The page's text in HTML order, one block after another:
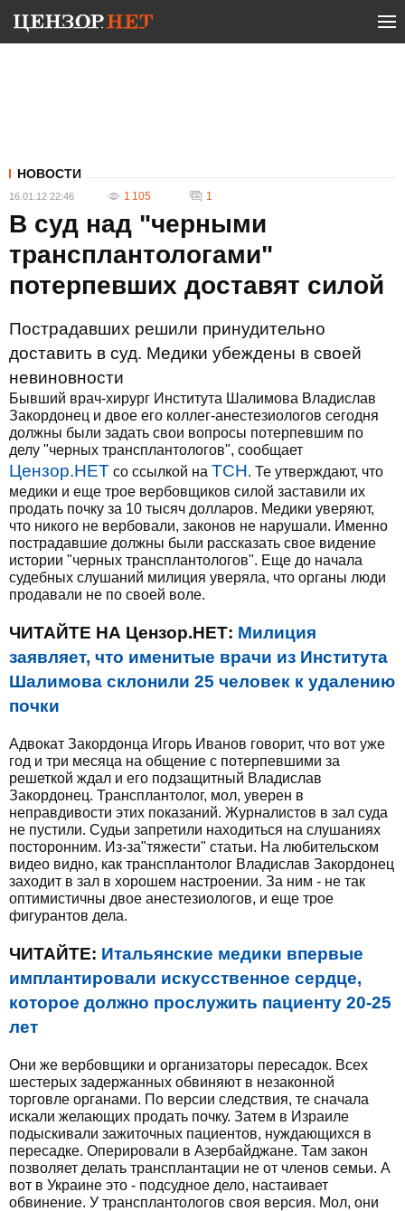
НОВОСТИ
16.01.12 22:46 1 105 1
В суд над "черными
трансплантологами"
потерпевших доставят силой
Пострадавших решили принудительно
доставить в суд. Медики убеждены в своей
невиновности
Бывший врач-хирург Института Шалимова Владислав
Закордонец и двое его коллег-анестезиологов сегодня
должны были задать свои вопросы потерпевшим по
делу "черных трансплантологов", сообщает
Цензор.НЕТ со ссылкой на ТСН. Те утверждают, что
медики и еще трое вербовщиков силой заставили их
продать почку за 10 тысяч долларов. Медики уверяют,
что никого не вербовали, законов не нарушали. Именно
пострадавшие должны были рассказать свое видение
истории "черных трансплантологов". Еще до начала
судебных слушаний милиция уверяла, что органы люди
продавали не по своей воле.
ЧИТАЙТЕ НА Цензор.НЕТ: Милиция
заявляет, что именитые врачи из Института
Шалимова склонили 25 человек к удалению
почки
Адвокат Закордонца Игорь Иванов говорит, что вот уже
год и три месяца на общение с потерпевшими за
решеткой ждал и его подзащитный Владислав
Закордонец. Трансплантолог, мол, уверен в
неправдивости этих показаний. Журналистов в зал суда
не пустили. Судьи запретили находиться на слушаниях
посторонним. Из-за"тяжести" статьи. На любительском
видео видно, как трансплантолог Владислав Закордонец
заходит в зал в хорошем настроении. За ним - не так
оптимистичны двое анестезиологов, и еще трое
фигурантов дела.
ЧИТАЙТЕ: Итальянские медики впервые
имплантировали искусственное сердце,
которое должно прослужить пациенту 20-25
лет
Они же вербовщики и организаторы пересадок. Всех
шестерых задержанных обвиняют в незаконной
торговле органами. По версии следствия, те сначала
искали желающих продать почку. Затем в Израиле
подыскивали зажиточных пациентов, нуждающихся в
пересадке. Оперировали в Азербайджане. Там закон
позволяет делать трансплантации не от членов семьи. А
вот в Украине это - подсудное дело, настаивает
обвинение. У трансплантологов своя версия. Мол, они